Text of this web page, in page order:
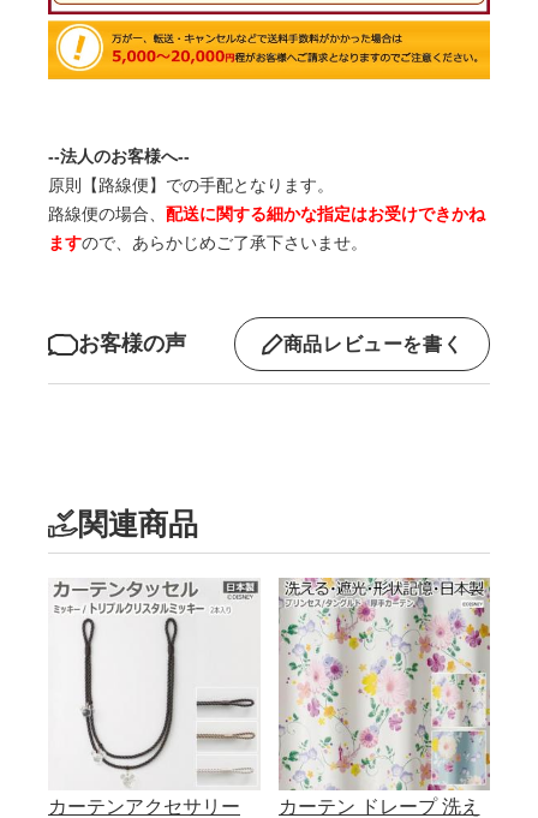
--法人のお客様へ--
原則【路線便】での手配となります。
路線便の場合、 配送に関する細かな指定はお受けできかね
ますので、あらかじめご了承下さいませ。
お客様の声 商品レビューを書く
関連商品
カーテンアクセサリー
カーテン ドレープ 洗え